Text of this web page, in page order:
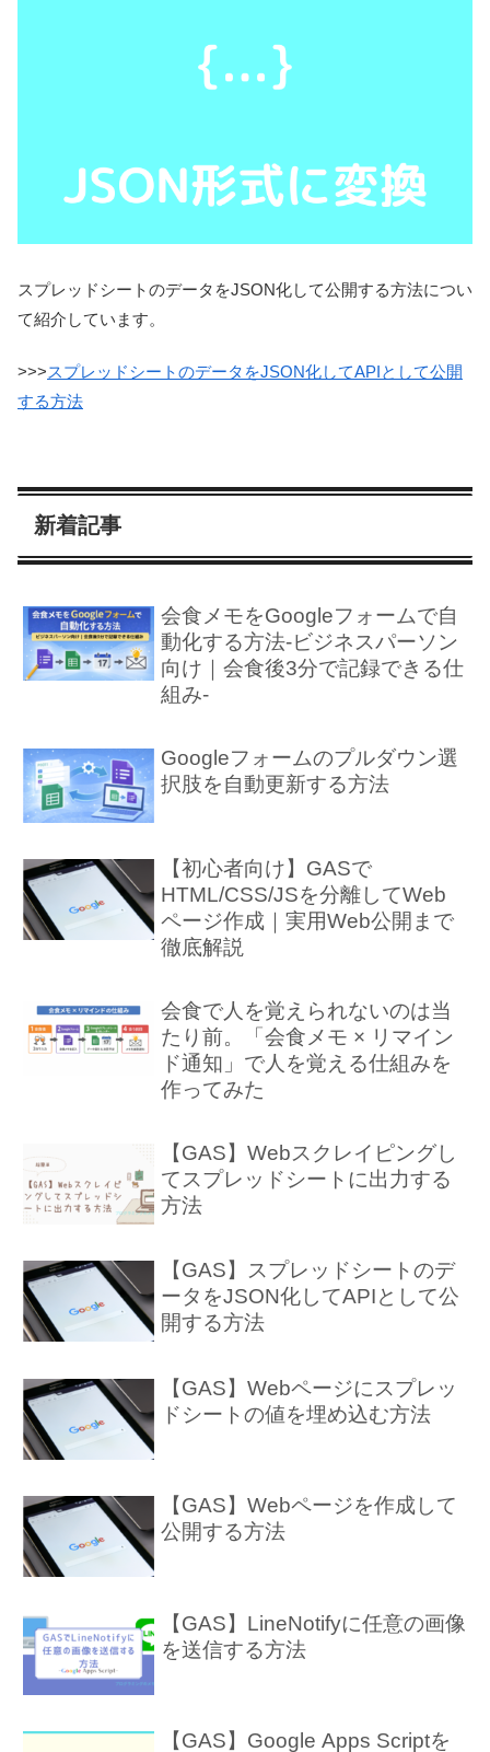
スプレッドシートのデータをJSON化して公開する方法につい
て紹介しています。
>>>スプレッドシートのデータをJSON化してAPIとして公開
する方法
新着記事
会食メモをGoogleフォームで自
動化する方法-ビジネスパーソン
向け｜会食後3分で記録できる仕
組み-
Googleフォームのプルダウン選
択肢を自動更新する方法
【初心者向け】GASで
HTML/CSS/JSを分離してWeb
ページ作成｜実用Web公開まで
徹底解説
会食で人を覚えられないのは当
たり前。「会食メモ × リマイン
ド通知」で人を覚える仕組みを
作ってみた
【GAS】Webスクレイピングし
てスプレッドシートに出力する
方法
【GAS】スプレッドシートのデ
ータをJSON化してAPIとして公
開する方法
【GAS】Webページにスプレッ
ドシートの値を埋め込む方法
【GAS】Webページを作成して
公開する方法
【GAS】LineNotifyに任意の画像
を送信する方法
【GAS】Google Apps Scriptを